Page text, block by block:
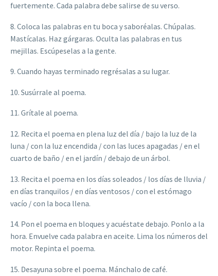
fuertemente. Cada palabra debe salirse de su verso.
8. Coloca las palabras en tu boca y saboréalas. Chúpalas.
Mastícalas. Haz gárgaras. Oculta las palabras en tus
mejillas. Escúpeselas a la gente.
9. Cuando hayas terminado regrésalas a su lugar.
10. Susúrrale al poema.
11. Grítale al poema.
12. Recita el poema en plena luz del día / bajo la luz de la
luna / con la luz encendida / con las luces apagadas / en el
cuarto de baño / en el jardín / debajo de un árbol.
13. Recita el poema en los días soleados / los días de lluvia /
en días tranquilos / en días ventosos / con el estómago
vacío / con la boca llena.
14. Pon el poema en bloques y acuéstate debajo. Ponlo a la
hora. Envuelve cada palabra en aceite. Lima los números del
motor. Repinta el poema.
15. Desayuna sobre el poema. Mánchalo de café.